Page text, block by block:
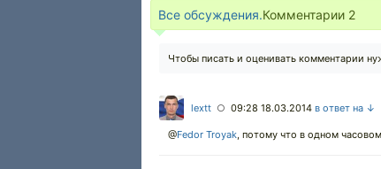
Все обсуждения.Комментарии 2
Чтобы писать и оценивать комментарии
lextt ○ 09:28 18.03.2014 в ответ на ↓
@Fedor Troyak, потому что в одном